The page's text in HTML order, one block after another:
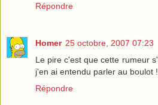
Répondre
Homer 25 octobre, 2007 07:23
Le pire c'est que cette rumeur
j'en ai entendu parler au boulot !
Répondre